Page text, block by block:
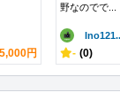
円
野なのでで...
Ino121..
- (0)